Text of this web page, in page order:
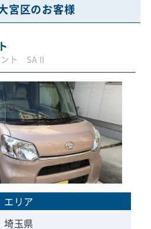
宮区のお客様
ント SAⅡ
エリア
埼玉県